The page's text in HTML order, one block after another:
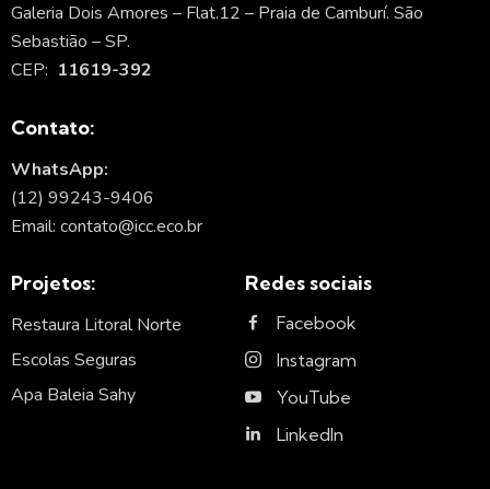
Galeria Dois Amores – Flat.12 – Praia de Camburí. São
Sebastião – SP.
CEP: 11619-392
Contato:
WhatsApp:
(12) 99243-9406
Email: contato@icc.eco.br
Projetos:
Restaura Litoral Norte
Escolas Seguras
Apa Baleia Sahy
Redes sociais
Facebook
Instagram
YouTube
LinkedIn